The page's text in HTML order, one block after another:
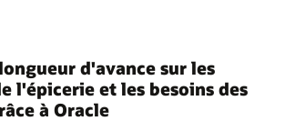
d'avance sur les
l'épicerie et les besoins des
à Oracle